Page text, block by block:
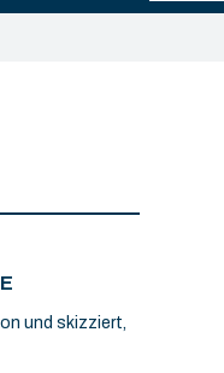
und skizziert,